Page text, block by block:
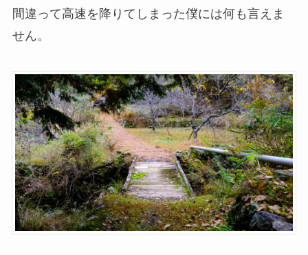
間違って高速を降りてしまった僕には何も言えま
せん。